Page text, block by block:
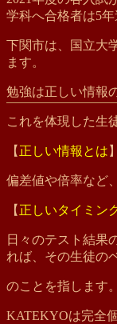
学科へ合格者は5
下関市は、国立大
ます。
勉強は正しい情報
これを体現した生
【 正しい情報とは 】
偏差値や倍率など
【 正しいタイミン
日々のテスト結果
れば、その生徒の
のことを指します。
KATEKYOは完全